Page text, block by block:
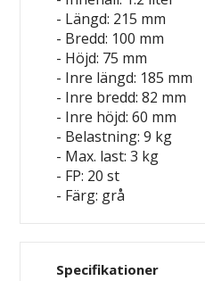
- Längd: 215 mm
- Bredd: 100 mm
- Höjd: 75 mm
- Inre längd: 185 mm
- Inre bredd: 82 mm
- Inre höjd: 60 mm
- Belastning: 9 kg
- Max. last: 3 kg
- FP: 20 st
- Färg: grå
Specifikationer